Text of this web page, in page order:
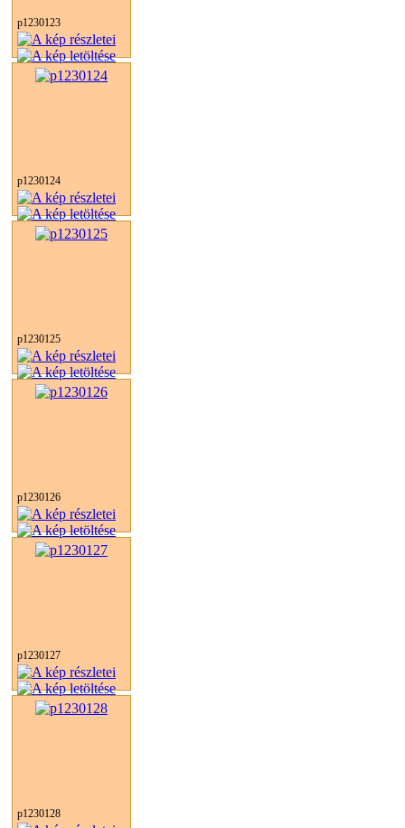
p1230123
p1230124
p1230125
p1230126
p1230127
p1230128